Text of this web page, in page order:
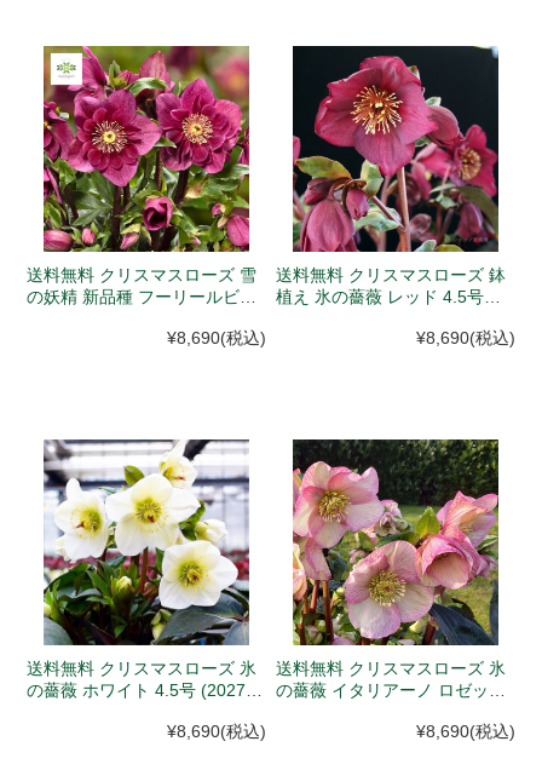
送料無料 クリスマスローズ 雪
の妖精 新品種 フーリールビー
¥8,690(税込)
送料無料 クリスマスローズ 鉢
植え 氷の薔薇 レッド 4.5号
¥8,690(税込)
送料無料 クリスマスローズ 氷
の薔薇 ホワイト 4.5号 (2027年
¥8,690(税込)
送料無料 クリスマスローズ 氷
の薔薇 イタリアーノ ロゼッタ
¥8,690(税込)